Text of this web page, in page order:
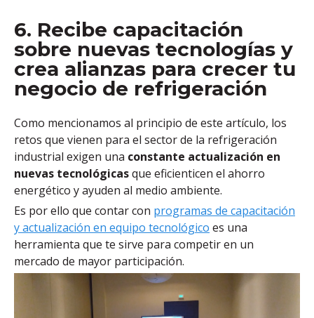
6. Recibe capacitación
sobre nuevas tecnologías y
crea alianzas para crecer tu
negocio de refrigeración
Como mencionamos al principio de este artículo, los
retos que vienen para el sector de la refrigeración
industrial exigen una constante actualización en
nuevas tecnológicasque eficienticen el ahorro
energético y ayuden al medio ambiente.
Es por ello que contar con programas de capacitación
y actualización en equipo tecnológico es una
herramienta que te sirve para competir en un
mercado de mayor participación.